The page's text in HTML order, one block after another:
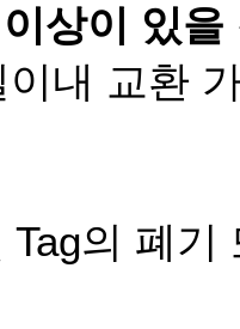
상이 있
내 교환